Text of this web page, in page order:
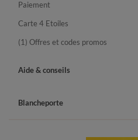
Paiement
Carte 4 Etoiles
(1) Offres et codes promos
Aide & conseils
Blancheporte